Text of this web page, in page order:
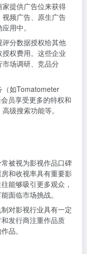
家提供广告位来获得
频广告、原生广告
用中。
评分数据授权给其他
权费用。这些企业
场调研、竞品分
（如Tomatometer
员享受更多的特权和
级搜索功能等。
常被视为影视作品口碑
和收视率具有重要影
能够吸引更多观众，
面临市场挑战。
制对影视行业具有一定
发行商注重作品质
品。